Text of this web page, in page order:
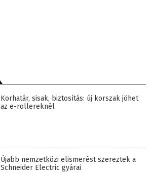
Korhatár, sisak, biztosítás: új korszak jöhet
az e-rollereknél
Újabb nemzetközi elismerést szereztek a
Schneider Electric gyárai